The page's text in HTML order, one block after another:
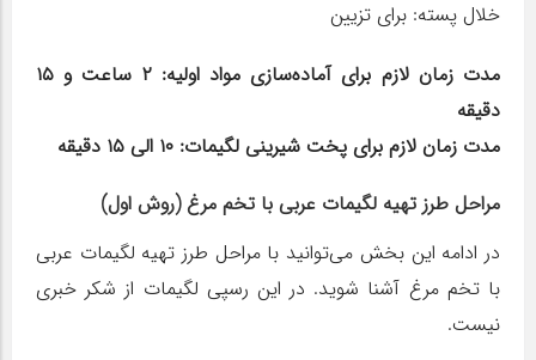
خلال پسته: برای تزیین
مدت زمان لازم برای آماده‌سازی مواد اولیه: ۲ ساعت و ۱۵
دقیقه
مدت زمان لازم برای پخت شیرینی لگیمات: ۱۰ الی ۱۵ دقیقه
مراحل طرز تهیه لگیمات عربی با تخم مرغ (روش اول)
در ادامه این بخش می‌توانید با مراحل طرز تهیه لگیمات عربی
با تخم مرغ آشنا شوید. در این رسپی لگیمات از شکر خبری
نیست.